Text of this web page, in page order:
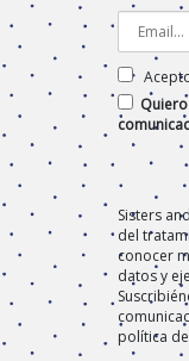
Sisters
del
conocer
datos y
política